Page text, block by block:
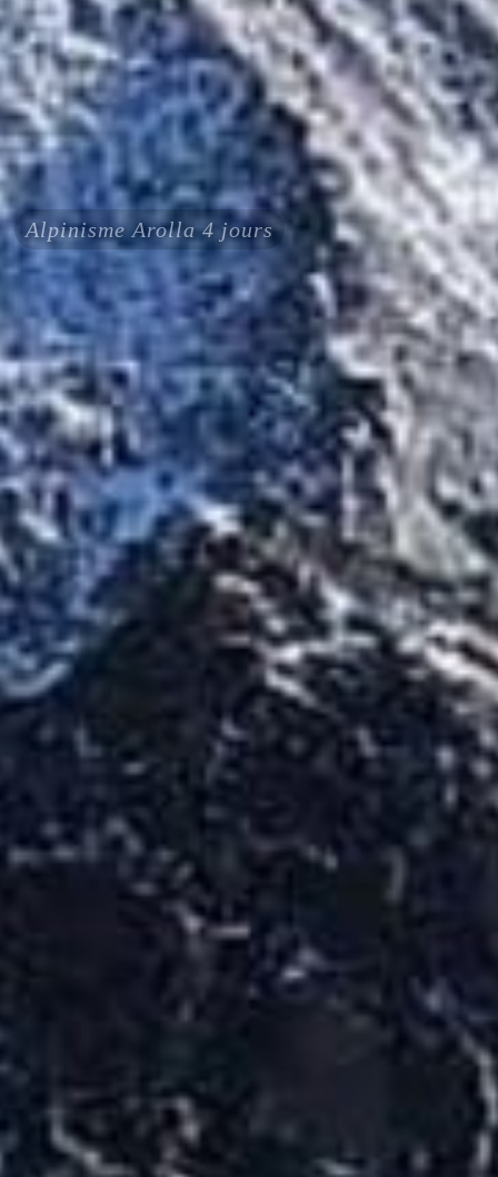
Alpinisme Arolla 4 jours